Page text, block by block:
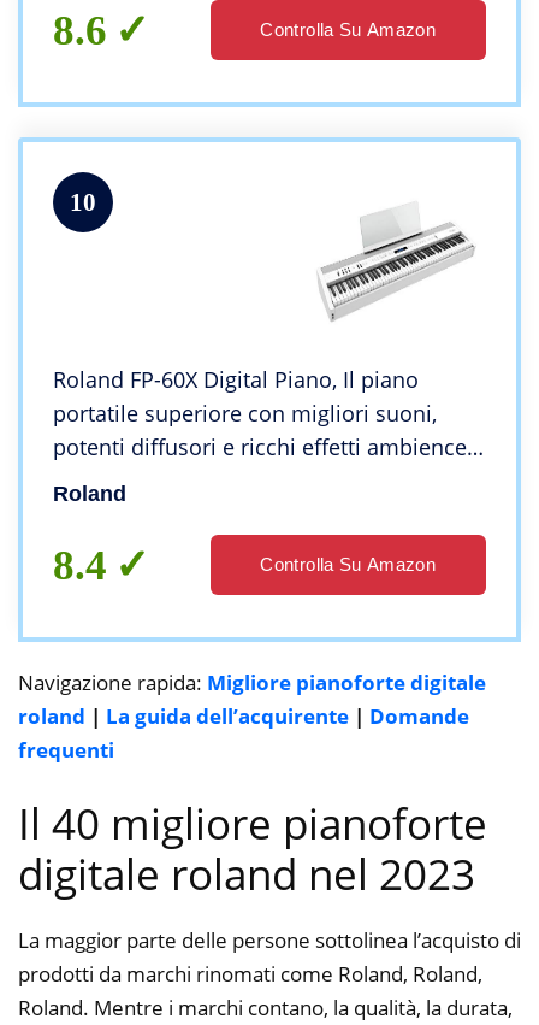
8.6 Controlla Su Amazon
10
Roland FP-60X Digital Piano, Il piano
portatile superiore con migliori suoni,
potenti diffusori e ricchi effetti ambience
(Bianco)
Roland
8.4 Controlla Su Amazon
Navigazione rapida: Migliore pianoforte digitale
roland | La guida dell’acquirente | Domande
frequenti
Il 40 migliore pianoforte
digitale roland nel 2023
La maggior parte delle persone sottolinea l’acquisto di
prodotti da marchi rinomati come Roland, Roland,
Roland. Mentre i marchi contano, la qualità, la durata,